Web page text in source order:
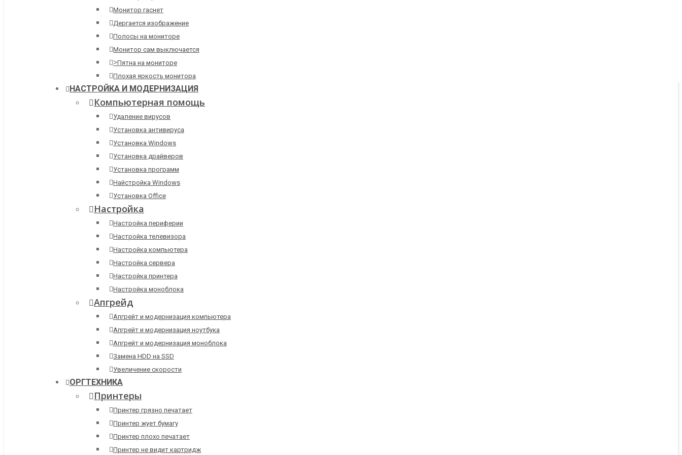
Монитор гаснет
Дергается изображение
Полосы на мониторе
Монитор сам выключается
>Пятна на мониторе
Плохая яркость монитора
НАСТРОЙКА И МОДЕРНИЗАЦИЯ
Компьютерная помощь
Удаление вирусов
Установка антивируса
Установка Windows
Установка драйверов
Установка программ
Найстройка Windows
Установка Office
Настройка
Настройка периферии
Настройка телевизора
Настройка компьютера
Настройка сервера
Настройка принтера
Настройка моноблока
Апгрейд
Апгрейт и модернизация компьютера
Апгрейт и модернизация ноутбука
Апгрейт и модернизация моноблока
Замена HDD на SSD
Увеличение скорости
ОРГТЕХНИКА
Принтеры
Принтер грязно печатает
Принтер жует бумагу
Принтер плохо печатает
Принтер не видит картридж